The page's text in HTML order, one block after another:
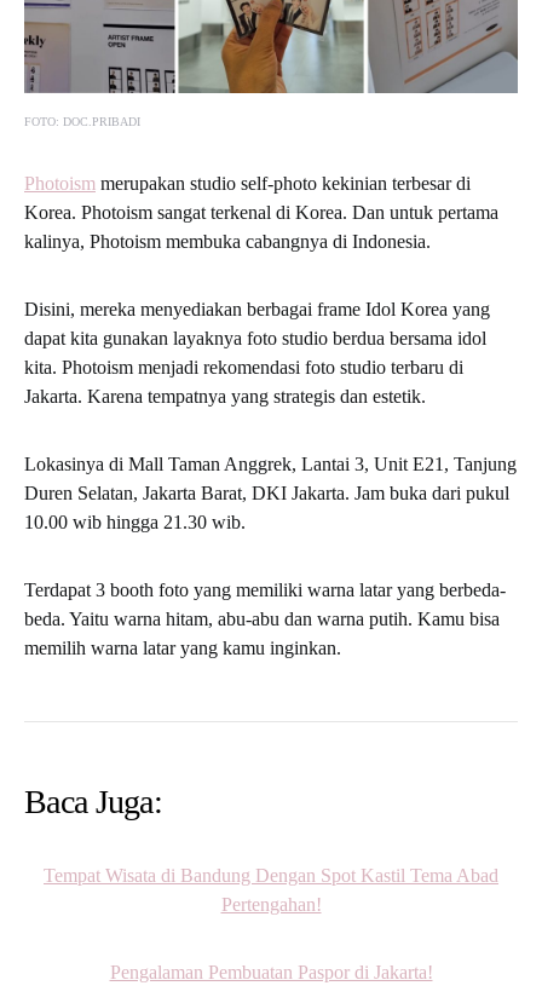
FOTO: DOC.PRIBADI
Photoism merupakan studio self-photo kekinian terbesar di
Korea. Photoism sangat terkenal di Korea. Dan untuk pertama
kalinya, Photoism membuka cabangnya di Indonesia.
Disini, mereka menyediakan berbagai frame Idol Korea yang
dapat kita gunakan layaknya foto studio berdua bersama idol
kita. Photoism menjadi rekomendasi foto studio terbaru di
Jakarta. Karena tempatnya yang strategis dan estetik.
Lokasinya di Mall Taman Anggrek, Lantai 3, Unit E21, Tanjung
Duren Selatan, Jakarta Barat, DKI Jakarta. Jam buka dari pukul
10.00 wib hingga 21.30 wib.
Terdapat 3 booth foto yang memiliki warna latar yang berbeda-
beda. Yaitu warna hitam, abu-abu dan warna putih. Kamu bisa
memilih warna latar yang kamu inginkan.
Baca Juga:
Tempat Wisata di Bandung Dengan Spot Kastil Tema Abad
Pertengahan!
Pengalaman Pembuatan Paspor di Jakarta!